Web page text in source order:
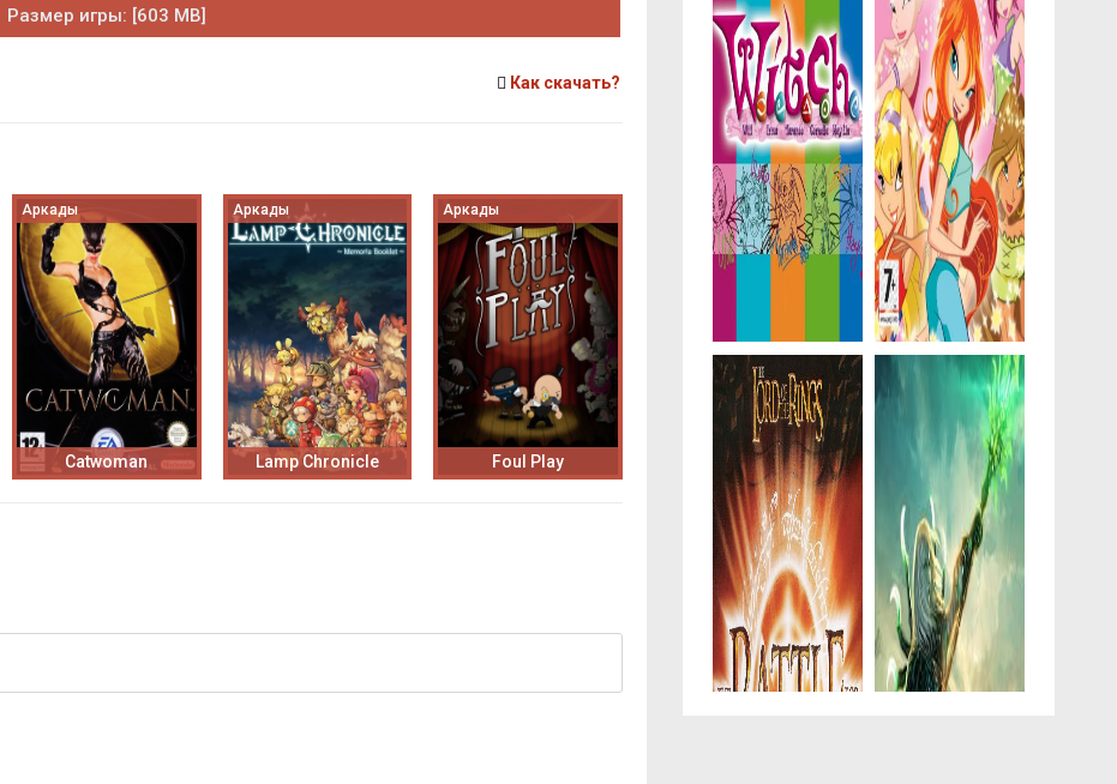
Размер игры: [603 MB]
Как скачать?
Аркады
Catwoman
Аркады
Lamp Chronicle
Аркады
Foul Play